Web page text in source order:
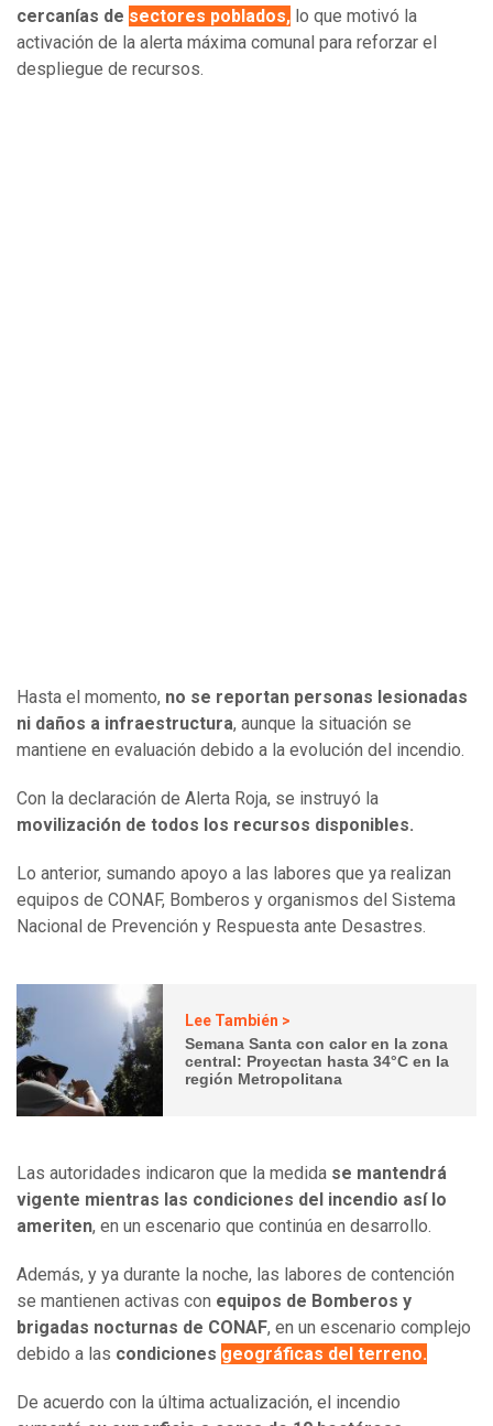
cercanías de sectores poblados, lo que motivó la
activación de la alerta máxima comunal para reforzar el
despliegue de recursos.
Hasta el momento, no se reportan personas lesionadas
ni daños a infraestructura, aunque la situación se
mantiene en evaluación debido a la evolución del incendio.
Con la declaración de Alerta Roja, se instruyó la
movilización de todos los recursos disponibles.
Lo anterior, sumando apoyo a las labores que ya realizan
equipos de CONAF, Bomberos y organismos del Sistema
Nacional de Prevención y Respuesta ante Desastres.
Lee También >
Semana Santa con calor en la zona
central: Proyectan hasta 34°C en la
región Metropolitana
Las autoridades indicaron que la medida se mantendrá
vigente mientras las condiciones del incendio así lo
ameriten, en un escenario que continúa en desarrollo.
Además, y ya durante la noche, las labores de contención
se mantienen activas con equipos de Bomberos y
brigadas nocturnas de CONAF, en un escenario complejo
debido a las condiciones geográficas del terreno.
De acuerdo con la última actualización, el incendio